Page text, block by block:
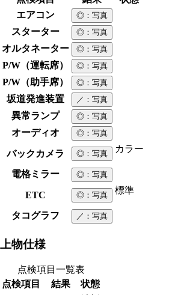
エアコン
◎ ：写真
スターター ◎ ：写真
オルタネーター ◎ ：写真
P/W（運転席） ◎ ：写真
P/W（助手席） ◎ ：写真
坂道発進装置 ／ ：写真
異常ランプ ◎ ：写真
オーディオ ◎ ：写真
バックカメラ ◎ ：写真 カラー
電格ミラー ◎ ：写真
ETC ◎ ：写真 標準
タコグラフ ／ ：写真
上物仕様
点検項目一覧表
点検項目
結果
状態